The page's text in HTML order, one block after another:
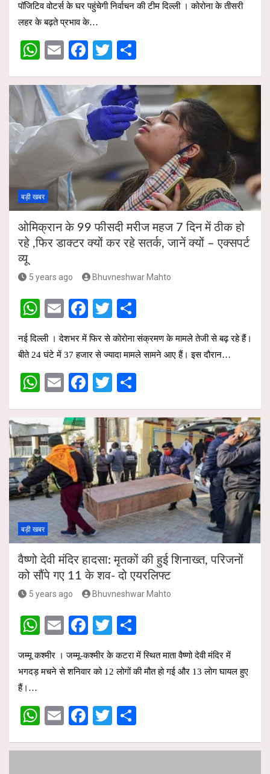
s
A
p
p
b
o
o
k
पॉजिटिव वोटर्स के घर पहुंचेगी निर्वाचन की टीम दिल्ली । कोरोना के तीसरी
लहर के बढ़ते प्रभाव के…
W
at
s
A
p
E
ail
F
ce
b
o
o
k
T
tt
er
ar
e
बड़ी खबर
ओमिक्रान के 99 फीसदी मरीज महज 7 दिन में ठीक हो
रहे ,फिर डाक्‍टर क्‍यों कर रहे सतर्क, जानें क्यों – एक्‍सपर्ट
व्‍यू
5 years ago Bhuvneshwar Mahto
W
h
at
A
p
p
E
ail
F
a
ce
o
o
k
T
wi
tt
er
h
ar
नई दिल्‍ली । देशभर में फिर से कोरोना संक्रमण के मामले तेजी से बढ़ रहे हैं।
बीते 24 घंटे में 37 हजार से ज्यादा मामले सामने आए हैं। इस दौरान…
W
at
s
A
p
p
E
ail
F
ce
b
o
o
k
T
tt
er
ar
e
बड़ी खबर
वैष्णो देवी मंदिर हादसा: मृतकों की हुई शिनाख्त, परिजनों
को सौंपे गए 11 के शव- दो एयरलिफ्ट
5 years ago Bhuvneshwar Mahto
W
h
at
A
p
p
E
ail
F
a
ce
o
o
k
T
tt
h
ar
जम्मू कश्मीर । जम्मू-कश्मीर के कटरा में स्थित माता वैष्णो देवी मंदिर में
भगदड़ मचने से शनिवार को 12 लोगों की मौत हो गई और 13 लोग घायल हुए
हैं।…
W
at
E
ail
F
ce
T
tt ar